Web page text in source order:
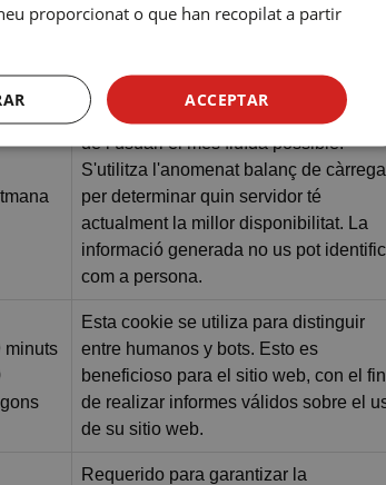
cookies de Cookie-Script.com funcione
Aquestes cookies ens permeten
trànsit del servidor per fer l’experiència
de l’usuari el més fluïda possible.
S'utilitza l'anomenat balanç de càrrega
per determinar quin servidor té
actualment la millor disponibilitat. La
informació generada no us pot
com a persona.
minuts
Esta cookie se utiliza para distinguir
entre humanos y bots. Esto es
beneficioso para el sitio web, con el fin
de realizar informes válidos sobre el
de su sitio web.
Requerido para garantizar la
CATALAN
FRENCH
ITALIAN
RUSSIAN
proporcionat o que han recopilat a partir
ACCEPTAR